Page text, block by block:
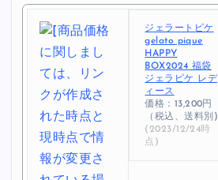
ジェラートピケ
gelato pique
HAPPY
BOX2024 福袋
ジェラピケ レデ
ィース
価格：13,200円
（税込、送料別)
(2023/12/24時
点)